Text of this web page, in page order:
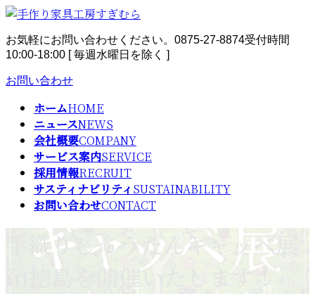
コ
テ
ン
へ
ナ
ゲ
ー
ョ
お気軽にお問い合わせください。 0875-27-8874受付時間
10:00-18:00 [ 毎週水曜日を除く ]
お問い合わせ
ホームHOME
ニュースNEWS
会社概要COMPANY
サービス案内SERVICE
採用情報RECRUIT
サスティナビリティ SUSTAINABILITY
お問い合わせCONTACT
手織りじゅうたんギャッベ展
in徳島を開催いたします！